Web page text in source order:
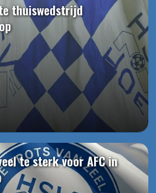
thuiswedstrijd
te sterk voor AFC in